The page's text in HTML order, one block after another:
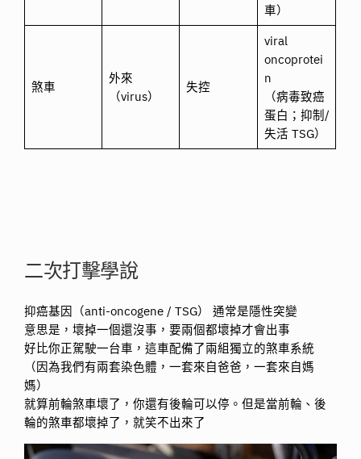
車）
煞車
外來
（virus）
失控
viral
oncoprotei
n
（病毒致癌
蛋白；抑制/
失活 TSG）
二次打擊學說
抑癌基因（anti-oncogene / TSG） 通常是隱性突變
意思是，壞掉一個還沒事，要兩個都壞掉才會出事
好比你正駕駛一台車，這車配備了兩組獨立的煞車系統
（因為我們有兩套染色體，一套來自爸爸，一套來自媽
媽）
就算前輪煞車壞了，你還有後輪可以停。但是當前輪、後
輪的煞車都壞掉了，就笑不出來了